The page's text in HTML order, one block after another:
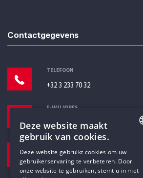
Contactgegevens
TELEFOON
+32 3 233 70 32
E-MAILADRES
Pottenbrug 4
Antwerpen, 2000
DUTCH
Deze website maakt
gebruik van cookies.
Deze website gebruikt cookies om uw
gebruikerservaring te verbeteren. Door
onze website te gebruiken, stemt u in met